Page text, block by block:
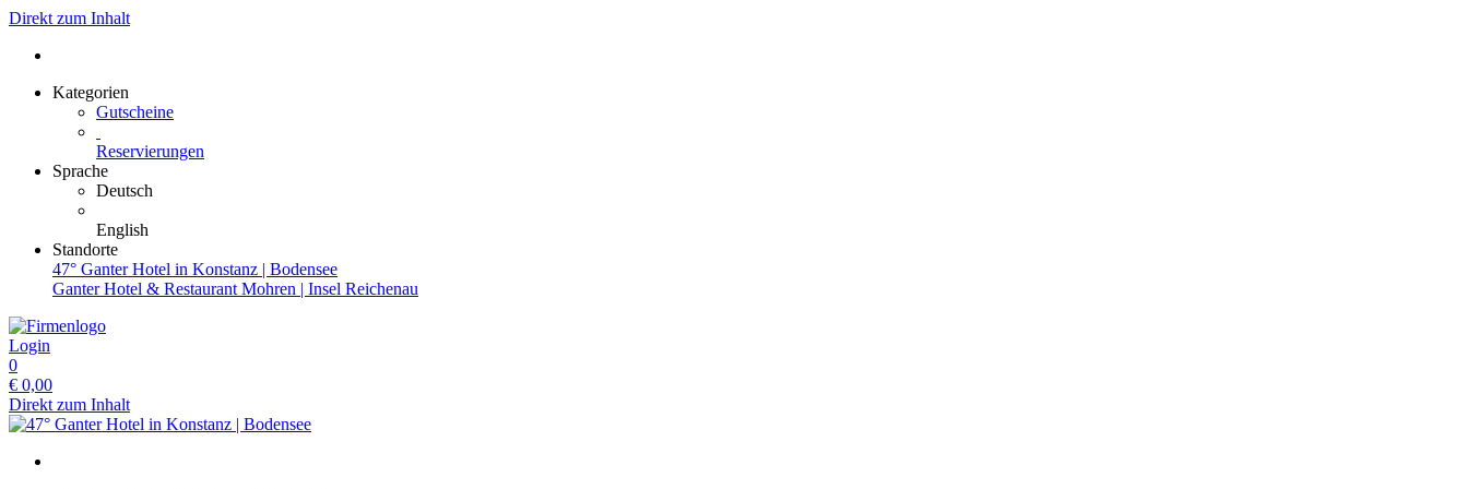
Direkt zum Inhalt
Kategorien
Gutscheine
Reservierungen
Sprache
Deutsch
English
Standorte
47° Ganter Hotel in Konstanz | Bodensee
Ganter Hotel & Restaurant Mohren | Insel Reichenau
Login
0
€ 0,00
Direkt zum Inhalt